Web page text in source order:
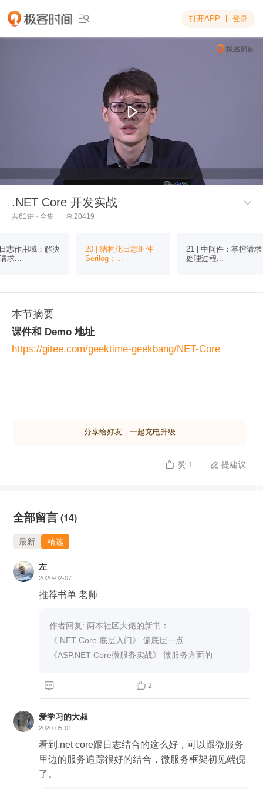
 打开APP 登录
.NET Core 开发实战 
共61讲 · 全集  20419
志作用域：解决
求...
20 | 结构化日志组件
Serilog：...
21 | 中间件：掌控请求
处理过程...
本节摘要
课件和 Demo 地址
https://gitee.com/geektime-geekbang/NET-Core
分享给好友，一起充电升级
 赞 1  提建议
全部留言 (14)
最新 精选
左
2020-02-07
推荐书单 老师
作者回复: 两本社区大佬的新书：
《.NET Core 底层入门》 偏底层一点
《ASP.NET Core微服务实战》 微服务方面的
  2
爱学习的大叔
2020-05-01
看到.net core跟日志结合的这么好，可以跟微服务
里边的服务追踪很好的结合，微服务框架初见端倪
了。